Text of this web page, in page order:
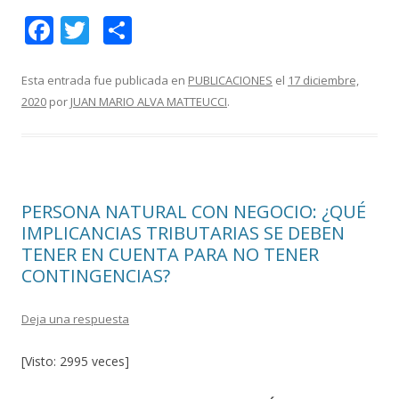
F
e
b
k
T
itt
er
m
p
r
Esta entrada fue publicada en PUBLICACIONES el 17 diciembre,
2020 por JUAN MARIO ALVA MATTEUCCI.
PERSONA NATURAL CON NEGOCIO: ¿QUÉ
IMPLICANCIAS TRIBUTARIAS SE DEBEN
TENER EN CUENTA PARA NO TENER
CONTINGENCIAS?
Deja una respuesta
[Visto: 2995 veces]